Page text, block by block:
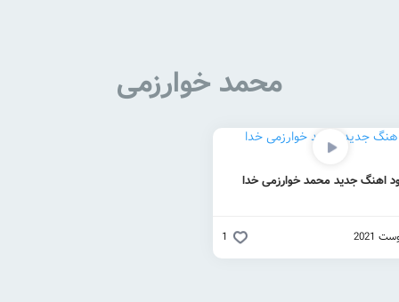
محمد خوارزمی
اهنگ جدید محمد خوارزمی خدا
1